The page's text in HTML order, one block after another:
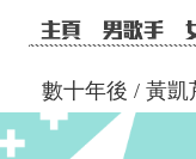
數十年後 / 黃凱